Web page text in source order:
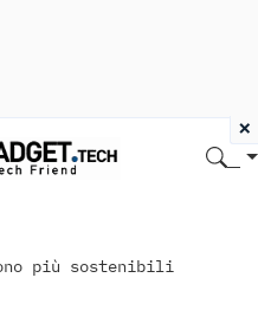
più sostenibili
×